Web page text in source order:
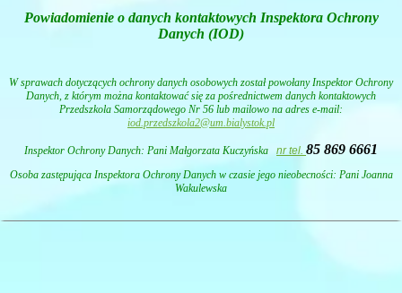
Powiadomienie o danych kontaktowych Inspektora Ochrony
Danych (IOD)
W sprawach dotyczących ochrony danych osobowych został powołany Inspektor Ochrony
Danych, z którym można kontaktować się za pośrednictwem danych kontaktowych
Przedszkola Samorządowego Nr 56 lub mailowo na adres e-mail:
iod.przedszkola2@um.bialystok.pl
Inspektor Ochrony Danych: Pani Małgorzata Kuczyńska nr tel. 85 869 6661
Osoba zastępująca Inspektora Ochrony Danych w czasie jego nieobecności: Pani Joanna
Wakulewska